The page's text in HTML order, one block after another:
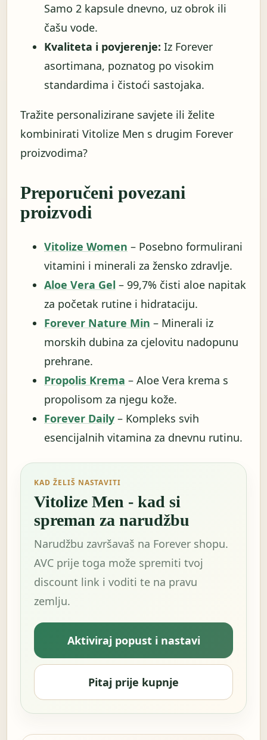
Samo 2 kapsule dnevno, uz obrok ili
čašu vode.
Kvaliteta i povjerenje: Iz Forever
asortimana, poznatog po visokim
standardima i čistoći sastojaka.
Tražite personalizirane savjete ili želite
kombinirati Vitolize Men s drugim Forever
proizvodima?
Preporučeni povezani
proizvodi
Vitolize Women – Posebno formulirani
vitamini i minerali za žensko zdravlje.
Aloe Vera Gel – 99,7% čisti aloe napitak
za početak rutine i hidrataciju.
Forever Nature Min – Minerali iz
morskih dubina za cjelovitu nadopunu
prehrane.
Propolis Krema – Aloe Vera krema s
propolisom za njegu kože.
Forever Daily – Kompleks svih
esencijalnih vitamina za dnevnu rutinu.
KAD ŽELIŠ NASTAVITI
Vitolize Men - kad si
spreman za narudžbu
Narudžbu završavaš na Forever shopu.
AVC prije toga može spremiti tvoj
discount link i voditi te na pravu
zemlju.
Aktiviraj popust i nastavi
Pitaj prije kupnje